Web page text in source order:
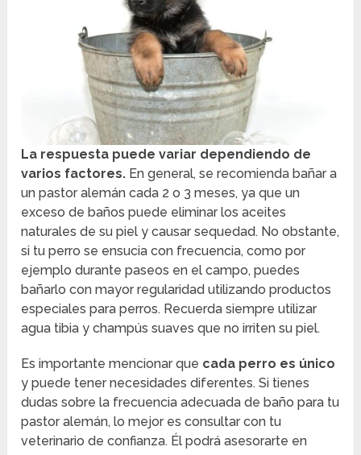
La respuesta puede variar dependiendo de
varios factores. En general, se recomienda bañar a
un pastor alemán cada 2 o 3 meses, ya que un
exceso de baños puede eliminar los aceites
naturales de su piel y causar sequedad. No obstante,
si tu perro se ensucia con frecuencia, como por
ejemplo durante paseos en el campo, puedes
bañarlo con mayor regularidad utilizando productos
especiales para perros. Recuerda siempre utilizar
agua tibia y champús suaves que no irriten su piel.
Es importante mencionar que cada perro es único
y puede tener necesidades diferentes. Si tienes
dudas sobre la frecuencia adecuada de baño para tu
pastor alemán, lo mejor es consultar con tu
veterinario de confianza. Él podrá asesorarte en